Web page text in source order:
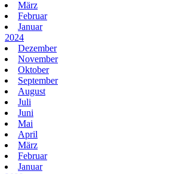
März
Februar
Januar
2024
Dezember
November
Oktober
September
August
Juli
Juni
Mai
April
März
Februar
Januar